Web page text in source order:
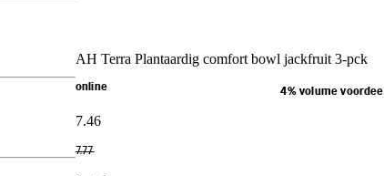
AH Terra Plantaardig comfort bowl jackfruit 3-pck
online 4% volume voordeel
7.46
7.77